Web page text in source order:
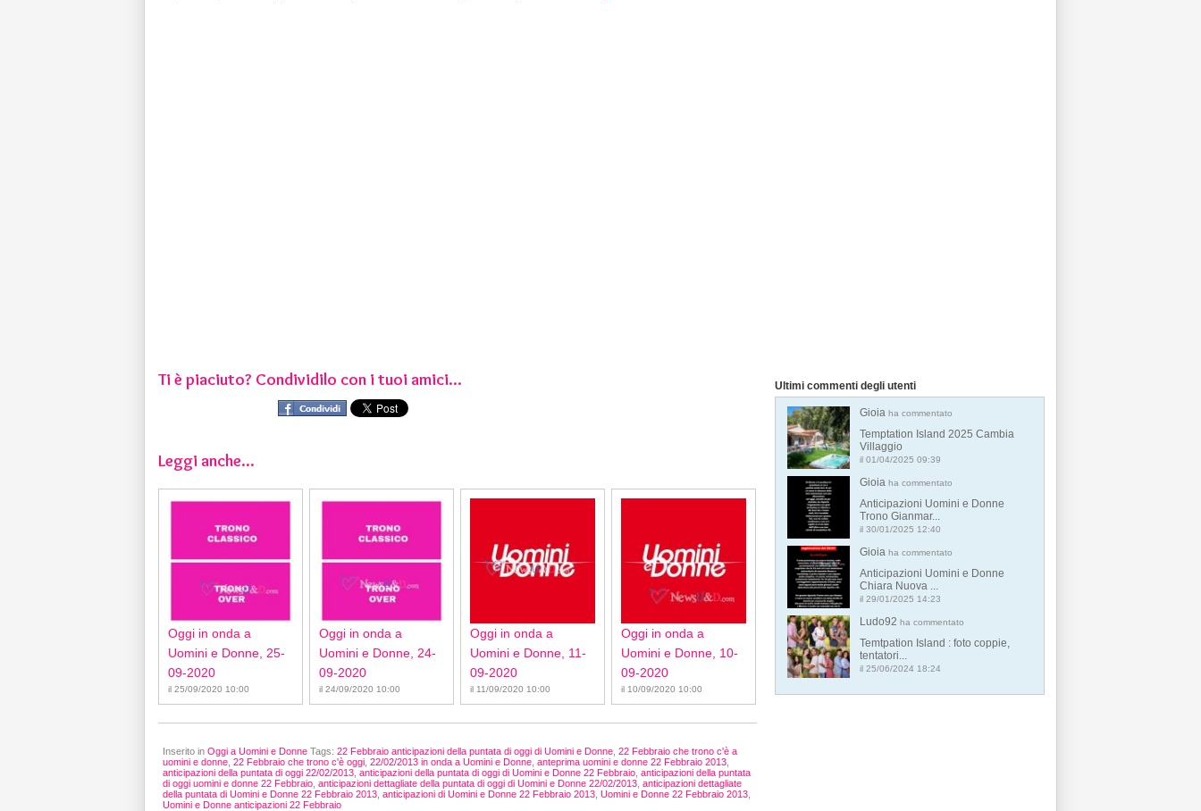
Ti è piaciuto? Condividilo con i tuoi amici...
Leggi anche...
Oggi in onda a
Uomini e Donne, 25-
09-2020
il 25/09/2020 10:00
Oggi in onda a
Uomini e Donne, 24-
09-2020
il 24/09/2020 10:00
Oggi in onda a
Uomini e Donne, 11-
09-2020
il 11/09/2020 10:00
Oggi in onda a
Uomini e Donne, 10-
09-2020
il 10/09/2020 10:00
Inserito in Oggi a Uomini e Donne Tags: 22 Febbraio anticipazioni della puntata di oggi di Uomini e Donne 22 Febbraio che trono c'è a
uomini e donne 22 Febbraio che trono c'è oggi 22/02/2013 in onda a Uomini e Donne anteprima uomini e donne 22 Febbraio 2013
anticipazioni della puntata di oggi 22/02/2013 anticipazioni della puntata di oggi di Uomini e Donne 22 Febbraio anticipazioni della puntata
di oggi uomini e donne 22 Febbraio anticipazioni dettagliate della puntata di oggi di Uomini e Donne 22/02/2013 anticipazioni dettagliate
della puntata di Uomini e Donne 22 Febbraio 2013 anticipazioni di Uomini e Donne 22 Febbraio 2013 Uomini e Donne 22 Febbraio 2013
Uomini e Donne anticipazioni 22 Febbraio
Ultimi commenti degli utenti
Gioia ha commentato
Temptation Island 2025 Cambia
Villaggio
il 01/04/2025 09:39
Gioia ha commentato
Anticipazioni Uomini e Donne
Trono Gianmar...
il 30/01/2025 12:40
Gioia ha commentato
Anticipazioni Uomini e Donne
Chiara Nuova ...
il 29/01/2025 14:23
Ludo92 ha commentato
Temtpation Island : foto coppie,
tentatori...
il 25/06/2024 18:24